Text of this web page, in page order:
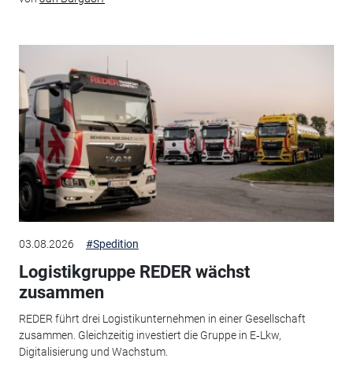
03.08.2026 #Spedition
Logistikgruppe REDER wächst
zusammen
REDER führt drei Logistikunternehmen in einer Gesellschaft
zusammen. Gleichzeitig investiert die Gruppe in E‑Lkw,
Digitalisierung und Wachstum.